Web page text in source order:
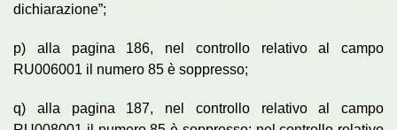
dichiarazione”;
p) alla pagina 186, nel controllo relativo al campo
RU006001 il numero 85 è soppresso;
q) alla pagina 187, nel controllo relativo al campo